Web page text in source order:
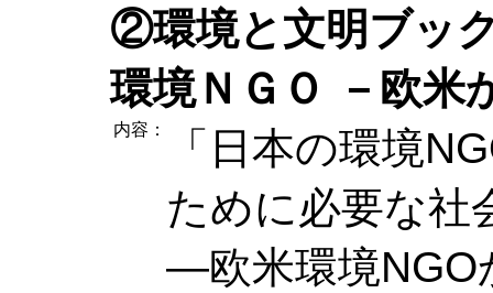
②環境と文明ブッ
環境ＮＧＯ －欧米
内容：
「日本の環境
ために必要な社
―欧米環境NGO